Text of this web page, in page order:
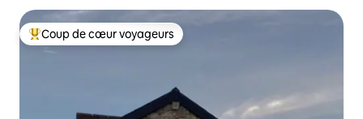
Coups de cœur voyageurs les plus appréciés
Coup de cœur voyageurs